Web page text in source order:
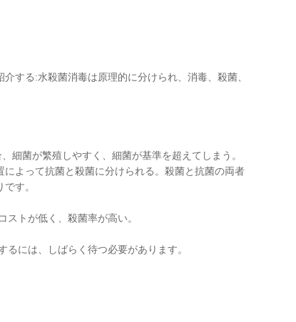
する:水殺菌消毒は原理的に分けられ、消毒、殺菌、
細菌が繁殖しやすく、細菌が基準を超えてしまう。
よって抗菌と殺菌に分けられる。殺菌と抗菌の両者
す。
トが低く、殺菌率が高い。
には、しばらく待つ必要があります。